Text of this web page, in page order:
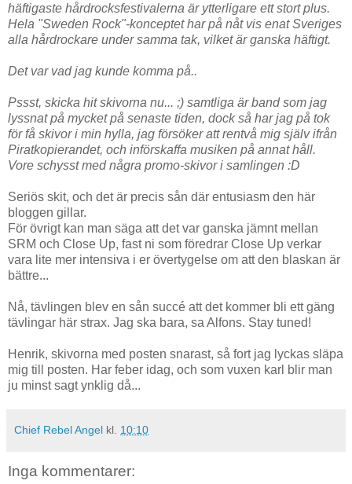
häftigaste hårdrocksfestivalerna är ytterligare ett stort plus.
Hela "Sweden Rock"-konceptet har på nåt vis enat Sveriges
alla hårdrockare under samma tak, vilket är ganska häftigt.
Det var vad jag kunde komma på..
Pssst, skicka hit skivorna nu... ;) samtliga är band som jag
lyssnat på mycket på senaste tiden, dock så har jag på tok
för få skivor i min hylla, jag försöker att rentvå mig själv ifrån
Piratkopierandet, och införskaffa musiken på annat håll.
Vore schysst med några promo-skivor i samlingen :D
Seriös skit, och det är precis sån där entusiasm den här
bloggen gillar.
För övrigt kan man säga att det var ganska jämnt mellan
SRM och Close Up, fast ni som föredrar Close Up verkar
vara lite mer intensiva i er övertygelse om att den blaskan är
bättre...
Nå, tävlingen blev en sån succé att det kommer bli ett gäng
tävlingar här strax. Jag ska bara, sa Alfons. Stay tuned!
Henrik, skivorna med posten snarast, så fort jag lyckas släpa
mig till posten. Har feber idag, och som vuxen karl blir man
ju minst sagt ynklig då...
Chief Rebel Angel kl. 10:10
Inga kommentarer: